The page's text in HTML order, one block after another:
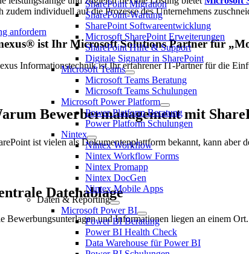
SharePoint Migration
SharePoint-Wartung
SharePoint Softwareentwicklung
Microsoft SharePoint Erweiterungen
SharePoint Hilfe & Support
Digitale Signatur in SharePoint
Microsoft Teams
Microsoft Teams Beratung
Microsoft Teams Schulungen
Microsoft Power Platform
Power Platform Beratung
Power Platform Schulungen
Nintex
Nintex Workflow
Nintex Workflow Forms
Nintex Promapp
Nintex DocGen
Nintex Mobile Apps
Daten & Reporting
Microsoft Power BI
Power BI Beratung
Power BI Health Check
Data Warehouse für Power BI
zudem individuell auf die Prozesse des Unternehmens
anfordern
ist Ihr Microsoft Solutions Partner für
Informationstechnik ist Ihr erfahrener IT-Partner für die
Bewerbermanagement mit
ist vielen als Dokumentenplattform bekannt, kann
Datenablage
Bewerbungsunterlagen und Informationen liegen an einem Ort.